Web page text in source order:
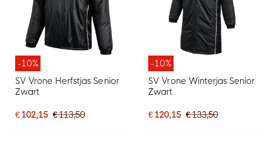
-10%
SV Vrone Herfstjas Senior
Zwart
€ 102,15 € 113,50
-10%
SV Vrone Winterjas Senior
Zwart
€ 120,15 € 133,50